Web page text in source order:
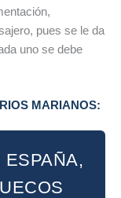
pues se le da
uno se debe
MARIANOS: